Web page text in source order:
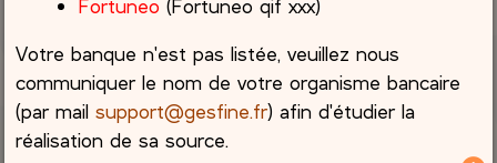
Fortuneo (Fortuneo qif xxx)
Votre banque n'est pas listée, veuillez nous
communiquer le nom de votre organisme bancaire
(par mailsupport@gesfine.fr) afin d'étudier la
réalisation de sa source.